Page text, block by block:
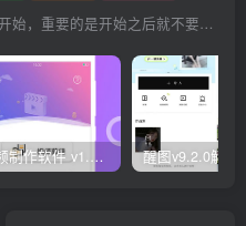
无论你在什么时候开始，重要的是开始之后就不要停止
快视频制作软件 v1.1.1安卓版